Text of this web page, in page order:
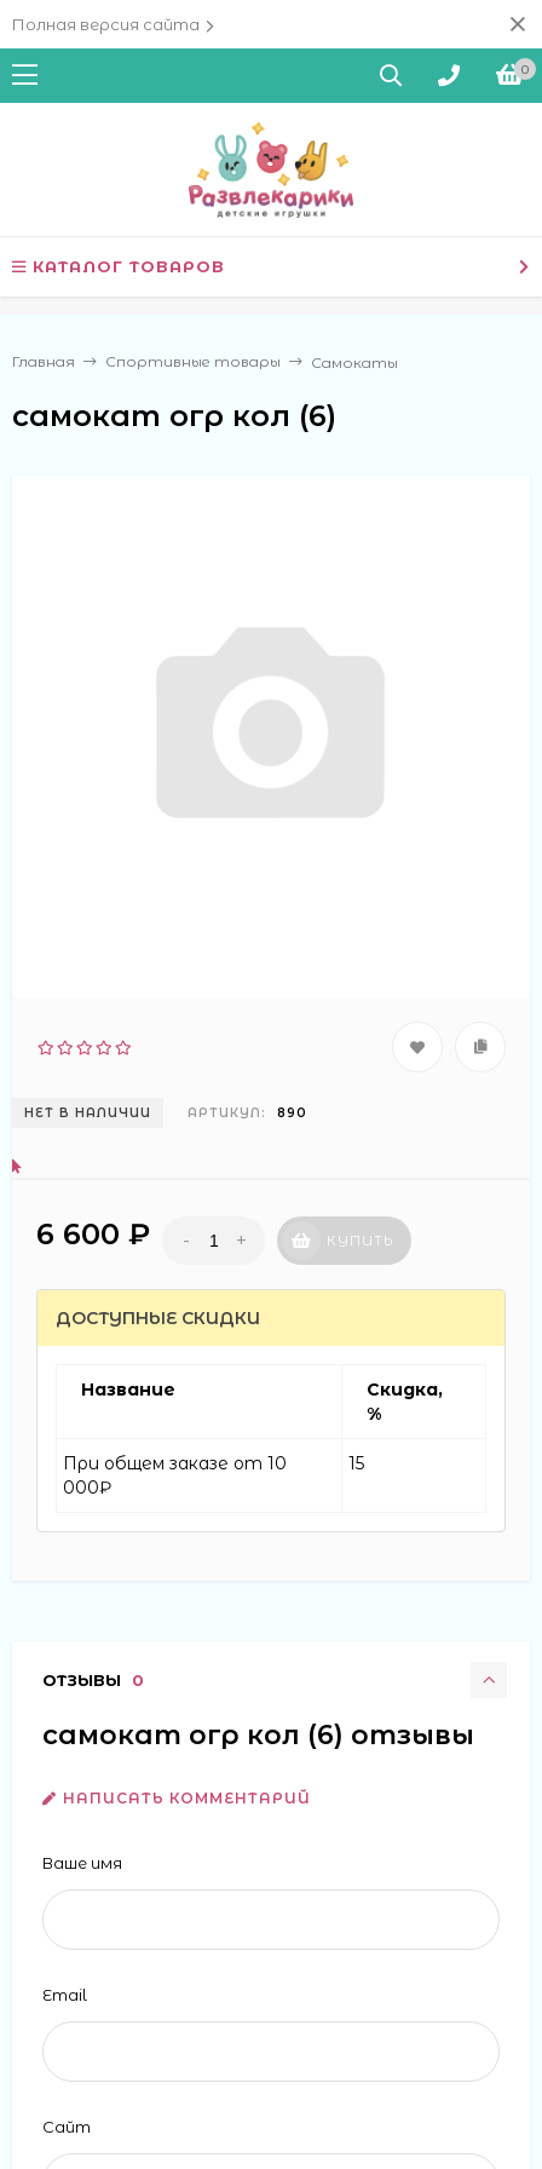
Полная версия сайта
0
КАТАЛОГ ТОВАРОВ
Главная Спортивные товары Самокаты
самокат огр кол (6)
НЕТ В НАЛИЧИИ АРТИКУЛ: 890
6 600 ₽ - + КУПИТЬ
ДОСТУПНЫЕ СКИДКИ
Название
Скидка,
%
При общем заказе от 10
000₽
15
ОТЗЫВЫ 0
самокат огр кол (6) отзывы
НАПИСАТЬ КОММЕНТАРИЙ
Ваше имя
Email
Сайт